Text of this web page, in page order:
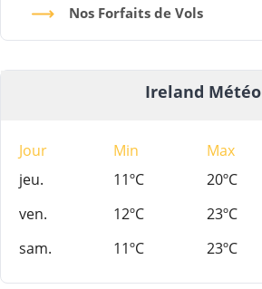
Nos Forfaits de Vols
Ireland Météo
Jour Min
Max
jeu.
11ºC
20ºC
ven.
12ºC
23ºC
sam.
11ºC 23ºC